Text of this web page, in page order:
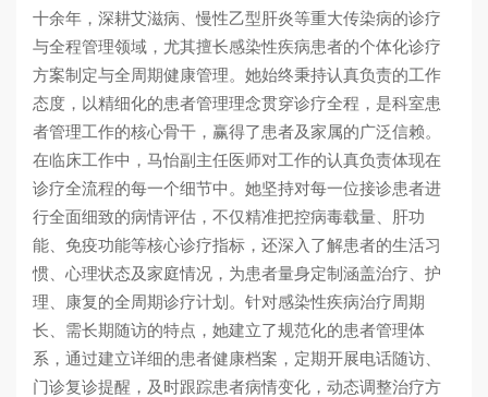
十余年，深耕艾滋病、慢性乙型肝炎等重大传染病的诊疗
与全程管理领域，尤其擅长感染性疾病患者的个体化诊疗
方案制定与全周期健康管理。她始终秉持认真负责的工作
态度，以精细化的患者管理理念贯穿诊疗全程，是科室患
者管理工作的核心骨干，赢得了患者及家属的广泛信赖。
在临床工作中，马怡副主任医师对工作的认真负责体现在
诊疗全流程的每一个细节中。她坚持对每一位接诊患者进
行全面细致的病情评估，不仅精准把控病毒载量、肝功
能、免疫功能等核心诊疗指标，还深入了解患者的生活习
惯、心理状态及家庭情况，为患者量身定制涵盖治疗、护
理、康复的全周期诊疗计划。针对感染性疾病治疗周期
长、需长期随访的特点，她建立了规范化的患者管理体
系，通过建立详细的患者健康档案，定期开展电话随访、
门诊复诊提醒，及时跟踪患者病情变化，动态调整治疗方